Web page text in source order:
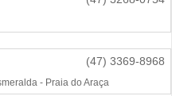
(47) 3369-8968
- Praia do Araça